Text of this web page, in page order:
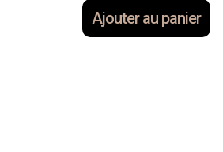
Ajouter au panier